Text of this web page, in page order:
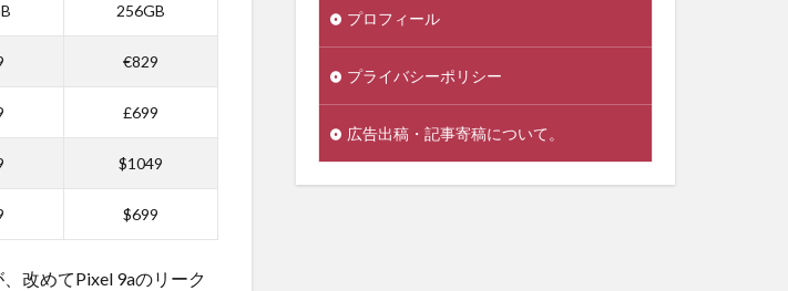
256GB
€829
£699
$1049
$699
改めてPixel 9aのリーク
プロフィール
プライバシーポリシー
広告出稿・記事寄稿について。